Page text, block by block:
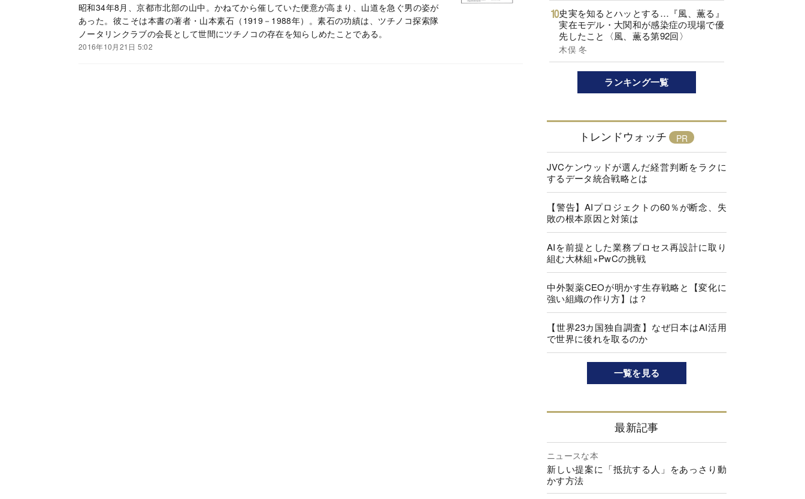
昭和34年8月、京都市北部の山中。かねてから催していた便意が高まり、山道を急ぐ男の姿が
あった。彼こそは本書の著者・山本素石（1919－1988年）。素石の功績は、ツチノコ探索隊
ノータリンクラブの会長として世間にツチノコの存在を知らしめたことである。
2016年10月21日 5:02
史実を知るとハッとする…『風、薫る』
実在モデル・大関和が感染症の現場で優
先したこと〈風、薫る第92回〉
木俣 冬
ランキング一覧
トレンドウォッチ
JVCケンウッドが選んだ経営判断をラクに
するデータ統合戦略とは
【警告】AIプロジェクトの60％が断念、失
敗の根本原因と対策は
AIを前提とした業務プロセス再設計に取り
組む大林組×PwCの挑戦
中外製薬CEOが明かす生存戦略と【変化に
強い組織の作り方】は？
【世界23カ国独自調査】なぜ日本はAI活用
で世界に後れを取るのか
一覧を見る
最新記事
ニュースな本
新しい提案に「抵抗する人」をあっさり動
かす方法